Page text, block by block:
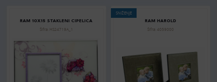
RAM 10X15 STAKLENI CIPELICA
Šifra: HS24719A_1
SNIŽENJE
RAM HAROLD
Šifra: 4059000